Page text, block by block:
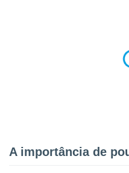
a
A importância de